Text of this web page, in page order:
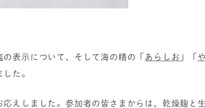
表示について、そして海の精の「 あらしお 」「
た。
えしました。参加者の皆さまからは、乾燥麹と